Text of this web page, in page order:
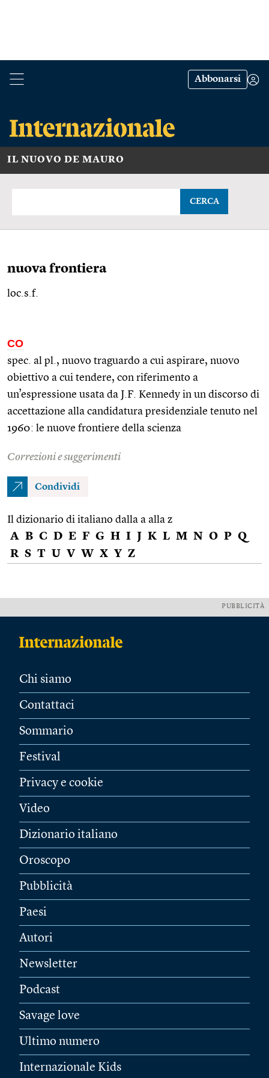
Abbonarsi
IL NUOVO DE MAURO
CERCA
nuova frontiera
loc.s.f.
CO
spec. al pl. , nuovo traguardo a cui aspirare, nuovo
obiettivo a cui tendere, con riferimento a
un’espressione usata da J.F. Kennedy in un discorso di
accettazione alla candidatura presidenziale tenuto nel
1960: le nuove frontiere della scienza
Correzioni e suggerimenti
Condividi
Il dizionario di italiano dalla a alla z
A B C D E F G H I J K L M N O P Q
R S T U V W X Y Z
PUBBLICITÀ
Chi siamo
Contattaci
Sommario
Festival
Privacy e cookie
Video
Dizionario italiano
Oroscopo
Pubblicità
Paesi
Autori
Newsletter
Podcast
Savage love
Ultimo numero
Internazionale Kids